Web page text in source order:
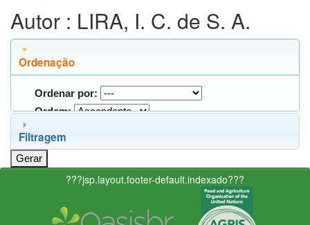
Autor : LIRA, I. C. de S. A.
Ordenação
Ordenar por:
Ordem:
Filtragem
???jsp.layout.footer-default.indexado???